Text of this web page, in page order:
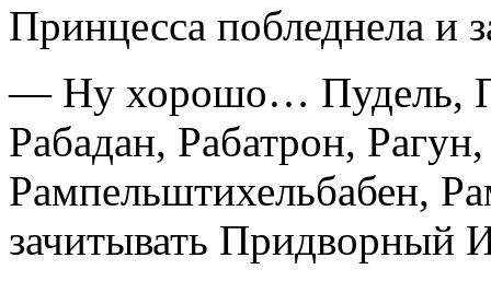
Принцесса побледнела и
— Ну хорошо… Пудель,
Рабадан, Рабатрон,
Рампельштихельбабен,
зачитывать Придворный